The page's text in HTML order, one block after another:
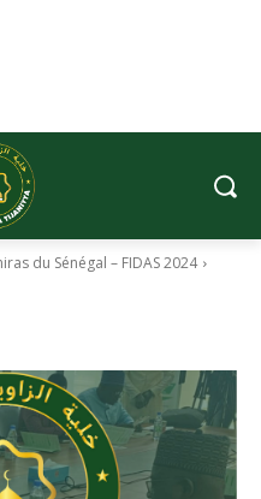
du Sénégal – FIDAS 2024